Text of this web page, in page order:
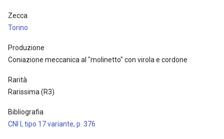
Zecca
Torino
Produzione
Coniazione meccanica al "molinetto" con virola e cordone
Rarità
Rarissima (R3)
Bibliografia
CNI I, tipo 17 variante, p. 376